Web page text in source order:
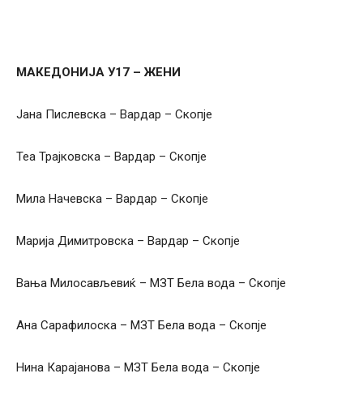
МАКЕДОНИЈА У17 – ЖЕНИ
Јана Пислевска – Вардар – Скопје
Теа Трајковска – Вардар – Скопје
Мила Начевска – Вардар – Скопје
Марија Димитровска – Вардар – Скопје
Вања Милосављевиќ – МЗТ Бела вода – Скопје
Ана Сарафилоска – МЗТ Бела вода – Скопје
Нина Карајанова – МЗТ Бела вода – Скопје